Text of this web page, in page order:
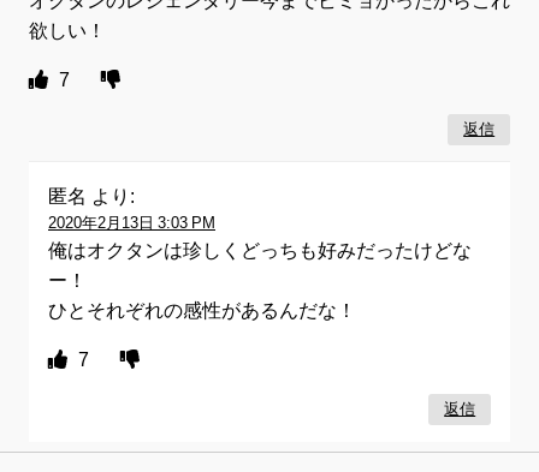
欲しい！
7
返信
匿名 より:
2020年2月13日 3:03 PM
俺はオクタンは珍しくどっちも好みだったけどな
ー！
ひとそれぞれの感性があるんだな！
7
返信